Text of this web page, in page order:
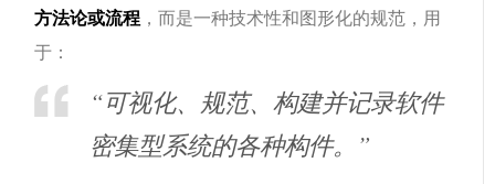
方法论或流程 ，而是一种技术性和图形化的规范，用
于：
“可视化、规范、构建并记录软件
密集型系统的各种构件。”